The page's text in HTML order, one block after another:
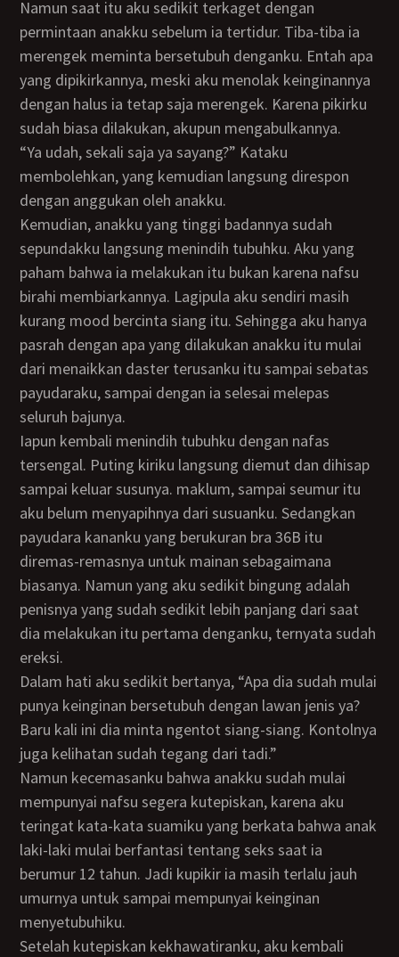
Namun saat itu aku sedikit terkaget dengan
permintaan anakku sebelum ia tertidur. Tiba-tiba ia
merengek meminta bersetubuh denganku. Entah apa
yang dipikirkannya, meski aku menolak keinginannya
dengan halus ia tetap saja merengek. Karena pikirku
sudah biasa dilakukan, akupun mengabulkannya.
“Ya udah, sekali saja ya sayang?” Kataku
membolehkan, yang kemudian langsung direspon
dengan anggukan oleh anakku.
Kemudian, anakku yang tinggi badannya sudah
sepundakku langsung menindih tubuhku. Aku yang
paham bahwa ia melakukan itu bukan karena nafsu
birahi membiarkannya. Lagipula aku sendiri masih
kurang mood bercinta siang itu. Sehingga aku hanya
pasrah dengan apa yang dilakukan anakku itu mulai
dari menaikkan daster terusanku itu sampai sebatas
payudaraku, sampai dengan ia selesai melepas
seluruh bajunya.
Iapun kembali menindih tubuhku dengan nafas
tersengal. Puting kiriku langsung diemut dan dihisap
sampai keluar susunya. maklum, sampai seumur itu
aku belum menyapihnya dari susuanku. Sedangkan
payudara kananku yang berukuran bra 36B itu
diremas-remasnya untuk mainan sebagaimana
biasanya. Namun yang aku sedikit bingung adalah
penisnya yang sudah sedikit lebih panjang dari saat
dia melakukan itu pertama denganku, ternyata sudah
ereksi.
Dalam hati aku sedikit bertanya, “Apa dia sudah mulai
punya keinginan bersetubuh dengan lawan jenis ya?
Baru kali ini dia minta ngentot siang-siang. Kontolnya
juga kelihatan sudah tegang dari tadi.”
Namun kecemasanku bahwa anakku sudah mulai
mempunyai nafsu segera kutepiskan, karena aku
teringat kata-kata suamiku yang berkata bahwa anak
laki-laki mulai berfantasi tentang seks saat ia
berumur 12 tahun. Jadi kupikir ia masih terlalu jauh
umurnya untuk sampai mempunyai keinginan
menyetubuhiku.
Setelah kutepiskan kekhawatiranku, aku kembali